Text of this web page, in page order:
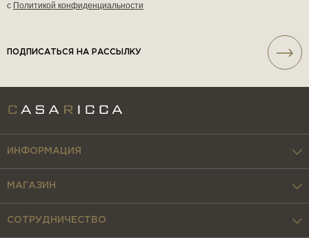
с Политикой конфиденциальности
ПОДПИСАТЬСЯ НА РАССЫЛКУ
ИНФОРМАЦИЯ
МАГАЗИН
СОТРУДНИЧЕСТВО